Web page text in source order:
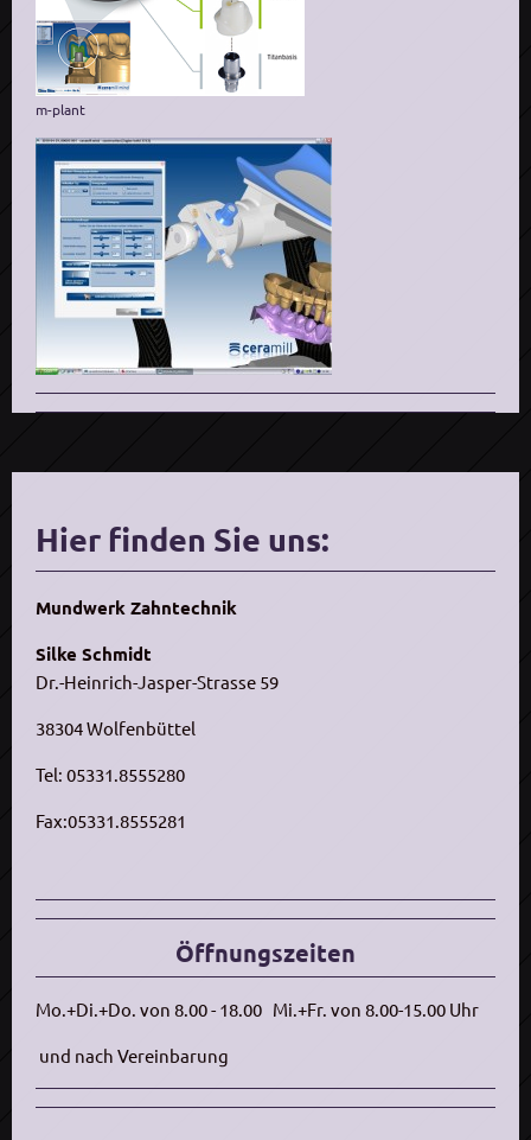
m-plant
Hier finden Sie uns:
Mundwerk Zahntechnik
Silke Schmidt
Dr.-Heinrich-Jasper-Strasse 59
38304 Wolfenbüttel
Tel: 05331.8555280
Fax:05331.8555281
Öffnungszeiten
Mo.+Di.+Do. von 8.00 - 18.00 Mi.+Fr. von 8.00-15.00 Uhr
und nach Vereinbarung